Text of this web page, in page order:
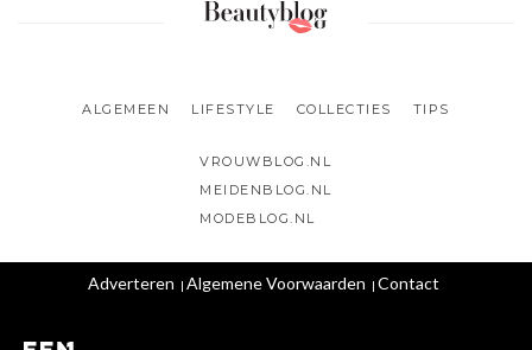
ALGEMEEN LIFESTYLE COLLECTIES TIPS
VROUWBLOG.NL
MEIDENBLOG.NL
MODEBLOG.NL
Adverteren Algemene Voorwaarden Contact